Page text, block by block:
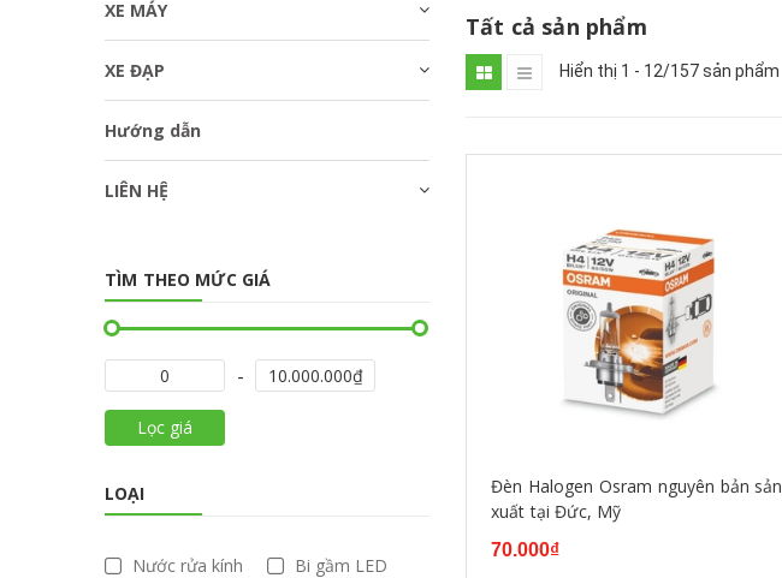
Tất cả sản phẩm
Hiển thị 1 - 12/157 sản phẩm
Đèn Halogen Osram nguyên bản sản
xuất tại Đức, Mỹ
70.000₫
XE MÁY
XE ĐẠP
Hướng dẫn
LIÊN HỆ
TÌM THEO MỨC GIÁ
Lọc giá
LOẠI
Nước rửa kính Bi gầm LED